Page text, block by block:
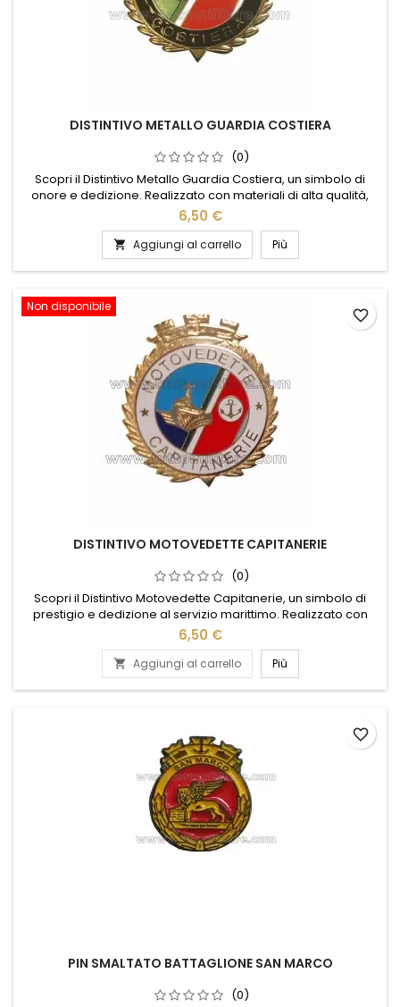
DISTINTIVO METALLO GUARDIA COSTIERA
(0)
Scopri il Distintivo Metallo Guardia Costiera, un simbolo di
onore e dedizione. Realizzato con materiali di alta qualità,
questo distintivo cattura l'essenza del coraggio e della
professionalità. Il suo design elegante e dettagliato lo rende
perfetto per collezionisti e appassionati del mare. Ideale da
esporre o regalare, rappresenta un tributo a chi...
6,50 €
 Aggiungi al carrello Più
Non disponibile
DISTINTIVO MOTOVEDETTE CAPITANERIE
(0)
Scopri il Distintivo Motovedette Capitanerie, un simbolo di
prestigio e dedizione al servizio marittimo. Realizzato con
materiali di alta qualità, questo distintivo rappresenta
l'eccellenza e l'impegno delle nostre forze navali. Il design
elegante e dettagliato lo rende un accessorio ideale per chi
desidera onorare il coraggio e la professionalità delle...
6,50 €
 Aggiungi al carrello Più
favorite_border
PIN SMALTATO BATTAGLIONE SAN MARCO
(0)
favorite_border